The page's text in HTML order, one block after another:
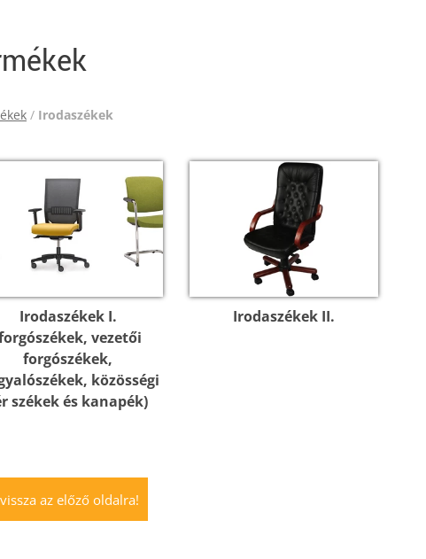
/ Irodaszékek
Irodaszékek I.
vezetői
forgószékek,
közösségi
székek és kanapék)
Irodaszékek II.
vissza az előző oldalra!